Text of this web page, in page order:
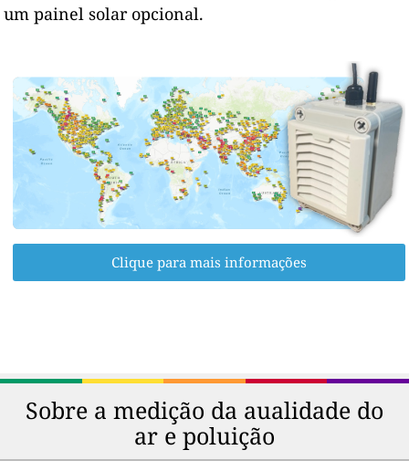
um painel solar opcional.
Clique para mais informações
Sobre a medição da aualidade do
ar e poluição